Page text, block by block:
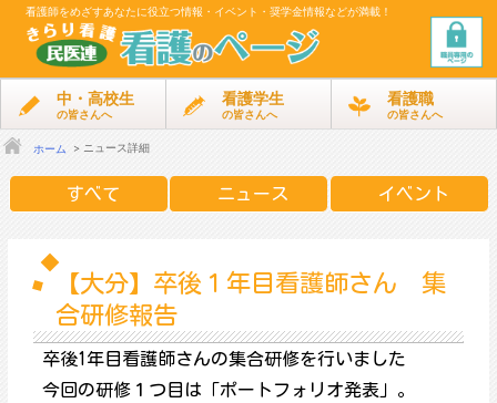
看護師をめざすあなたに役立つ情報・イベント・奨学金情報などが満載！
中・高校生
の皆さんへ
看護学生
の皆さんへ
看護職
の皆さんへ
ホーム ニュース詳細
すべて ニュース イベント
【大分】卒後１年目看護師さん 集
合研修報告
卒後1年目看護師さんの集合研修を行いました
今回の研修１つ目は「ポートフォリオ発表」。